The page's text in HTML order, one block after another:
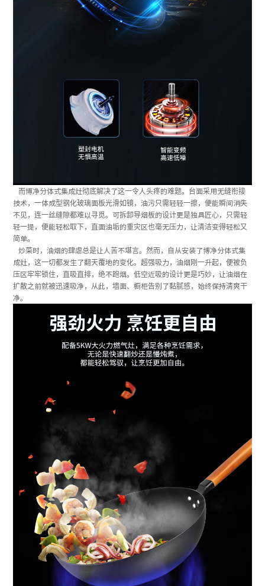
而博净分体式集成灶彻底解决了这一令人头疼的难题。台面采用无缝衔接
技术，一体成型钢化玻璃面板光滑如镜，油污只需轻轻一擦，便能瞬间消失
不见，连一丝缝隙都难以寻觅。可拆卸导烟板的设计更是独具匠心，只需轻
轻一提，便能轻松取下，直面油垢的重灾区也毫无压力，让清洁变得轻松又
简单。
炒菜时，油烟的肆虐总是让人苦不堪言。然而，自从安装了博净分体式集
成灶，这一切都发生了翻天覆地的变化。超强吸力，油烟刚一升起，便被负
压区牢牢锁住，直吸直排，绝不跑烟。低空近吸的设计更是巧妙，让油烟在
扩散之前就被迅速吸净，从此，墙面、橱柜告别了黏腻感，始终保持清爽干
净。